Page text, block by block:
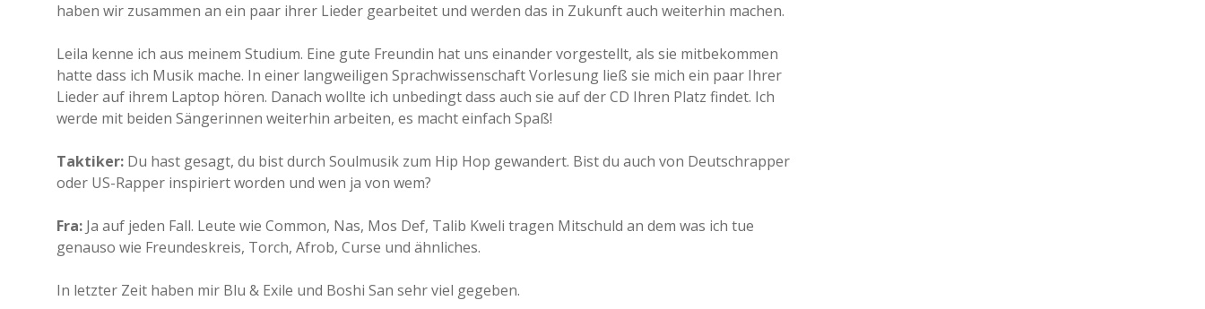
haben wir zusammen an ein paar ihrer Lieder gearbeitet und werden das in Zukunft auch weiterhin machen.
Leila kenne ich aus meinem Studium. Eine gute Freundin hat uns einander vorgestellt, als sie mitbekommen
hatte dass ich Musik mache. In einer langweiligen Sprachwissenschaft Vorlesung ließ sie mich ein paar Ihrer
Lieder auf ihrem Laptop hören. Danach wollte ich unbedingt dass auch sie auf der CD Ihren Platz findet. Ich
werde mit beiden Sängerinnen weiterhin arbeiten, es macht einfach Spaß!
Taktiker: Du hast gesagt, du bist durch Soulmusik zum Hip Hop gewandert. Bist du auch von Deutschrapper
oder US-Rapper inspiriert worden und wen ja von wem?
Fra: Ja auf jeden Fall. Leute wie Common, Nas, Mos Def, Talib Kweli tragen Mitschuld an dem was ich tue
genauso wie Freundeskreis, Torch, Afrob, Curse und ähnliches.
In letzter Zeit haben mir Blu & Exile und Boshi San sehr viel gegeben.